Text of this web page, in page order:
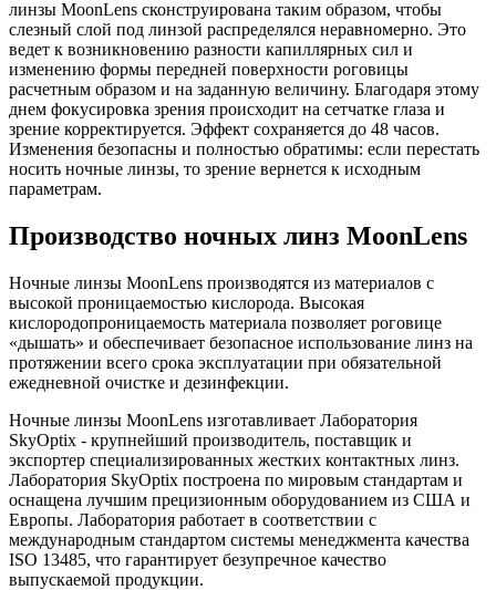
линзы MoonLens сконструирована таким образом, чтобы
слезный слой под линзой распределялся неравномерно. Это
ведет к возникновению разности капиллярных сил и
изменению формы передней поверхности роговицы
расчетным образом и на заданную величину.​ Благодаря этому
днем фокусировка зрения происходит на сетчатке глаза и
зрение корректируется. Эффект сохраняется до 48 часов.
Изменения безопасны и полностью обратимы: если перестать
носить ночные линзы, то зрение вернется к исходным
параметрам.
Производство ночных линз MoonLens
Ночные линзы MoonLens производятся из материалов с
высокой проницаемостью кислорода. Высокая
кислородопроницаемость материала позволяет роговице
«дышать» и обеспечивает безопасное использование линз на
протяжении всего срока эксплуатации при обязательной
ежедневной очистке и дезинфекции.
Ночные линзы MoonLens изготавливает Лаборатория
SkyOptix - крупнейший производитель, поставщик и
экспортер специализированных жестких контактных линз.
Лаборатория SkyOptix построена по мировым стандартам и
оснащена лучшим прецизионным оборудованием из США и
Европы. Лаборатория работает в соответствии с
международным стандартом системы менеджмента качества
ISO 13485, что гарантирует безупречное качество
выпускаемой продукции.